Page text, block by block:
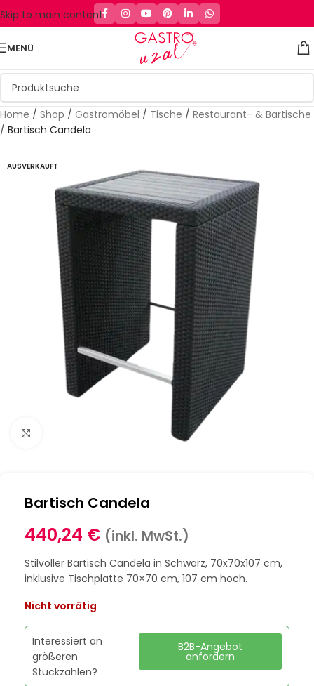
Skip to main content
MENÜ
Home / Shop / Gastromöbel / Tische / Restaurant- & Bartische
/ Bartisch Candela
AUSVERKAUFT
Bartisch Candela
440,24 € (inkl. MwSt.)
Stilvoller Bartisch Candela in Schwarz, 70x70x107 cm,
inklusive Tischplatte 70×70 cm, 107 cm hoch.
Nicht vorrätig
Interessiert an
größeren
Stückzahlen?
B2B-Angebot
anfordern